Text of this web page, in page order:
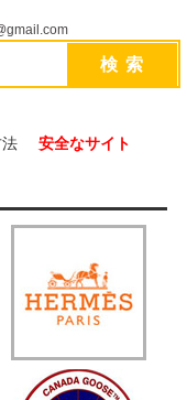
安全なサイト